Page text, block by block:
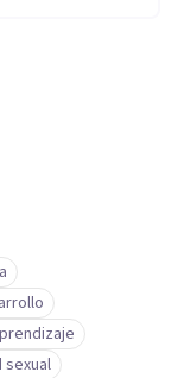
sexual